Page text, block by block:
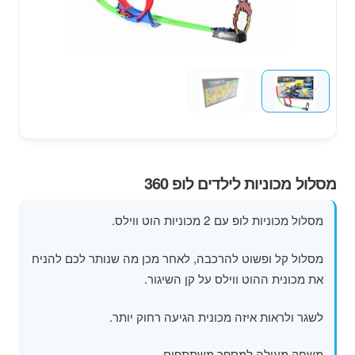
פופים
מסלול מכוניות לילדים לופ 360
מסלול מכוניות לופ עם 2 מכוניות הוט ווילס.
מסלול קל ופשוט להרכבה, לאחר מכן מה שנותר לכם להניח
את מכונית ההוט ווילס על קן השיגור.
לשגר ולראות איזה מכונית הגיעה רחוק יותר.